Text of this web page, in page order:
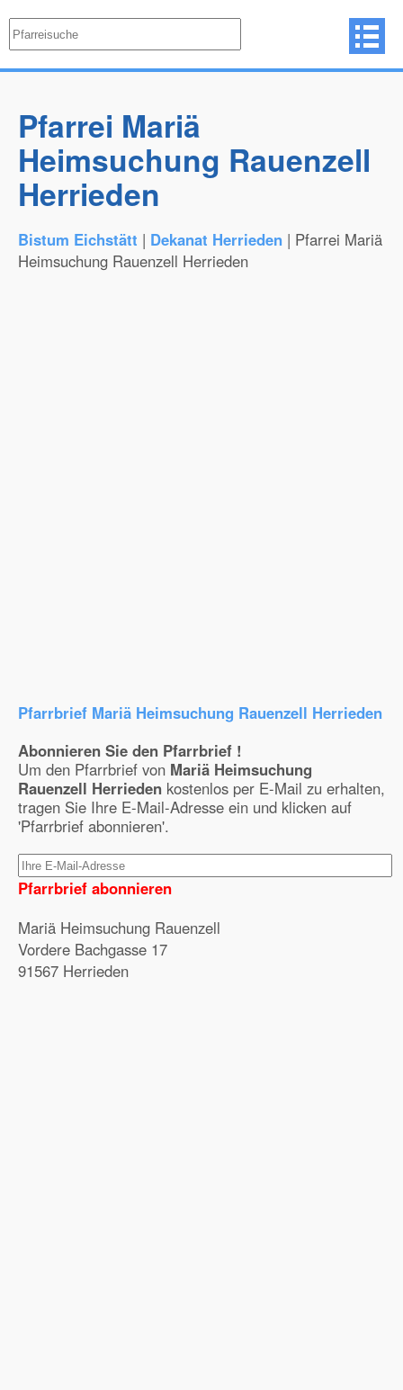
Pfarrei Mariä
Heimsuchung Rauenzell
Herrieden
Bistum Eichstätt | Dekanat Herrieden | Pfarrei Mariä
Heimsuchung Rauenzell Herrieden
Pfarrbrief Mariä Heimsuchung Rauenzell Herrieden
Abonnieren Sie den Pfarrbrief !
Um den Pfarrbrief von Mariä Heimsuchung
Rauenzell Herrieden kostenlos per E-Mail zu erhalten,
tragen Sie Ihre E-Mail-Adresse ein und klicken auf
'Pfarrbrief abonnieren'.
Pfarrbrief abonnieren
Mariä Heimsuchung Rauenzell
Vordere Bachgasse 17
91567 Herrieden